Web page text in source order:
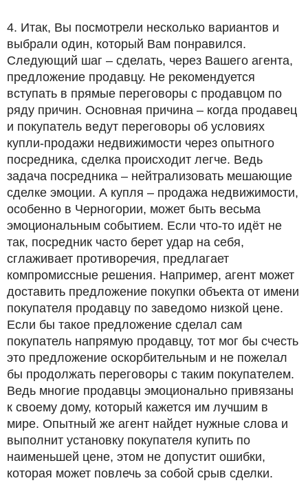
4. Итак, Вы посмотрели несколько вариантов и
выбрали один, который Вам понравился.
Следующий шаг – сделать, через Вашего агента,
предложение продавцу. Не рекомендуется
вступать в прямые переговоры с продавцом по
ряду причин. Основная причина – когда продавец
и покупатель ведут переговоры об условиях
купли-продажи недвижимости через опытного
посредника, сделка происходит легче. Ведь
задача посредника – нейтрализовать мешающие
сделке эмоции. А купля – продажа недвижимости,
особенно в Черногории, может быть весьма
эмоциональным событием. Если что-то идёт не
так, посредник часто берет удар на себя,
сглаживает противоречия, предлагает
компромиссные решения. Например, агент может
доставить предложение покупки объекта от имени
покупателя продавцу по заведомо низкой цене.
Если бы такое предложение сделал сам
покупатель напрямую продавцу, тот мог бы счесть
это предложение оскорбительным и не пожелал
бы продолжать переговоры с таким покупателем.
Ведь многие продавцы эмоционально привязаны
к своему дому, который кажется им лучшим в
мире. Опытный же агент найдет нужные слова и
выполнит установку покупателя купить по
наименьшей цене, этом не допустит ошибки,
которая может повлечь за собой срыв сделки.